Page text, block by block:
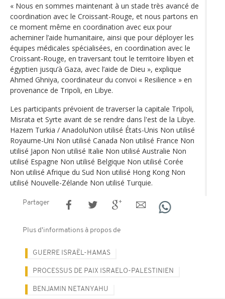
« Nous en sommes maintenant à un stade très avancé de
coordination avec le Croissant-Rouge, et nous partons en
ce moment même en coordination avec eux pour
acheminer l’aide humanitaire, ainsi que pour déployer les
équipes médicales spécialisées, en coordination avec le
Croissant-Rouge, en traversant tout le territoire libyen et
égyptien jusqu’à Gaza, avec l’aide de Dieu », explique
Ahmed Ghniya, coordinateur du convoi « Resilience » en
provenance de Tripoli, en Libye.
Les participants prévoient de traverser la capitale Tripoli,
Misrata et Syrte avant de se rendre dans l'est de la Libye.
Hazem Turkia / AnadoluNon utilisé États-Unis Non utilisé
Royaume-Uni Non utilisé Canada Non utilisé France Non
utilisé Japon Non utilisé Italie Non utilisé Australie Non
utilisé Espagne Non utilisé Belgique Non utilisé Corée
Non utilisé Afrique du Sud Non utilisé Hong Kong Non
utilisé Nouvelle-Zélande Non utilisé Turquie.
Partager
Plus d'informations à propos de
GUERRE ISRAËL-HAMAS
PROCESSUS DE PAIX ISRAELO-PALESTINIEN
BENJAMIN NETANYAHU